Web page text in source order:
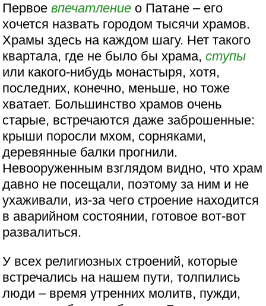
Первоевпечатление о Патане – его
хочется назвать городом тысячи храмов.
Храмы здесь на каждом шагу. Нет такого
квартала, где не было бы храма,ступы
или какого-нибудь монастыря, хотя,
последних, конечно, меньше, но тоже
хватает. Большинство храмов очень
старые, встречаются даже заброшенные:
крыши поросли мхом, сорняками,
деревянные балки прогнили.
Невооруженным взглядом видно, что храм
давно не посещали, поэтому за ним и не
ухаживали, из-за чего строение находится
в аварийном состоянии, готовое вот-вот
развалиться.
У всех религиозных строений, которые
встречались на нашем пути, толпились
люди – время утренних молитв, пужди,